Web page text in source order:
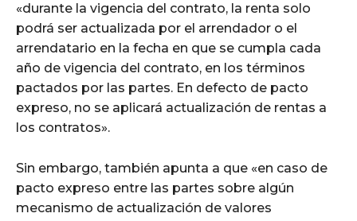
«durante la vigencia del contrato, la renta solo
podrá ser actualizada por el arrendador o el
arrendatario en la fecha en que se cumpla cada
año de vigencia del contrato, en los términos
pactados por las partes. En defecto de pacto
expreso, no se aplicará actualización de rentas a
los contratos».
Sin embargo, también apunta a que «en caso de
pacto expreso entre las partes sobre algún
mecanismo de actualización de valores